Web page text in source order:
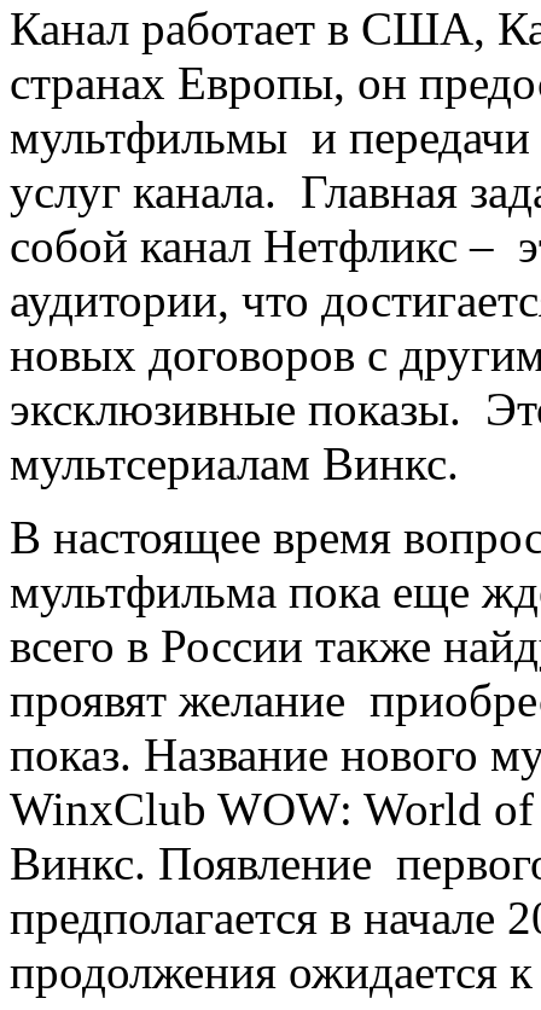
Канал работает в США,
странах Европы, он
мультфильмы и передачи
услуг канала. Главная
собой канал Нетфликс –
аудитории, что
новых договоров с
эксклюзивные показы.
мультсериалам Винкс.
В настоящее время
мультфильма пока еще
всего в России также
проявят желание
показ. Название нового
WinxClub WOW: World
Винкс. Появление
предполагается в начале
продолжения ожидается к